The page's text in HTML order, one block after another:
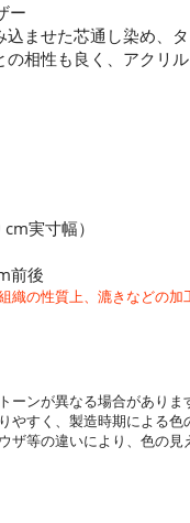
ー
込ませた芯通し染め、
の相性も良く、アクリ
実寸幅）
前後
織の性質上、漉きなどの
ーンが異なる場合がありま
やすく、製造時期による
ザ等の違いにより、色の